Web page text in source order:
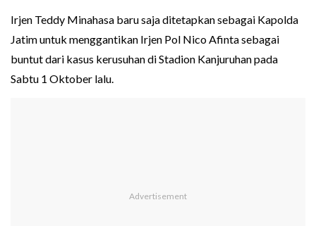
Irjen Teddy Minahasa baru saja ditetapkan sebagai Kapolda
Jatim untuk menggantikan Irjen Pol Nico Afinta sebagai
buntut dari kasus kerusuhan di Stadion Kanjuruhan pada
Sabtu 1 Oktober lalu.